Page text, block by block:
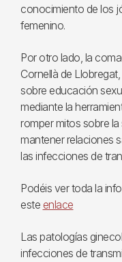
conocimiento de los
femenino.
Por otro lado, la
Cornellà de
sobre educación
mediante la
romper mitos sobre
mantener relaciones
las infecciones de
Podéis ver toda la
este enlace
Las patologías
infecciones de